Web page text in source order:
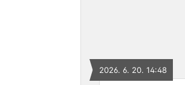
2026. 6. 20. 14:48